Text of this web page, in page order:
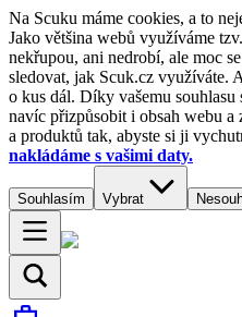
Na Scuku máme cookies, a to
Jako většina webů využíváme
nekřupou, ani nedrobí, ale moc
sledovat, jak Scuk.cz využíváte.
o kus dál. Díky vašemu souhlasu
navíc přizpůsobit i obsah webu a
a produktů tak, abyste si ji
nakládáme s vašimi daty.
Souhlasím Vybrat